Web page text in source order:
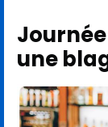
une